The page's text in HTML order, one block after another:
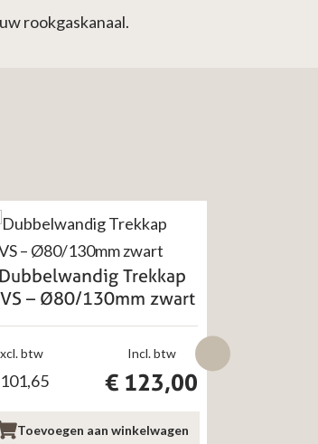
rookgaskanaal.
Dubbelwandig Trekkap
– Ø80/130mm zwart
Incl. btw
€ 123,00
btw
Toevoegen aan winkelwagen